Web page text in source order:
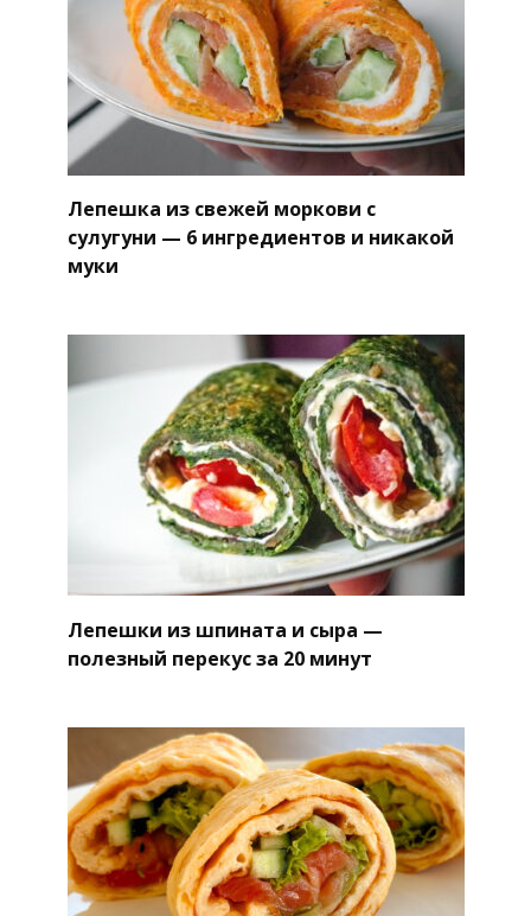
Лепешка из свежей моркови с
сулугуни — 6 ингредиентов и никакой
муки
Лепешки из шпината и сыра —
полезный перекус за 20 минут